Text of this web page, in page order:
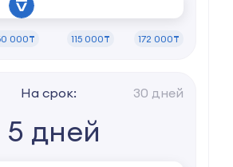
000₸ 115 000₸ 172 000₸
На срок: 30 дней
5 дней